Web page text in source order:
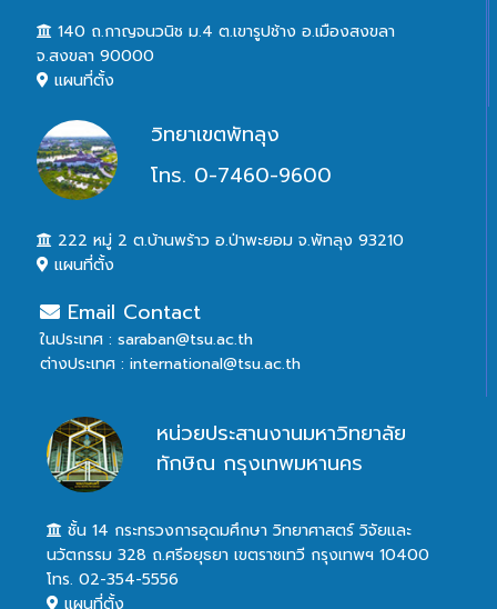
140 ถ.กาญจนวนิช ม.4 ต.เขารูปช้าง อ.เมืองสงขลา
จ.สงขลา 90000
แผนที่ตั้ง
วิทยาเขตพัทลุง
โทร. 0-7460-9600
222 หมู่ 2 ต.บ้านพร้าว อ.ป่าพะยอม จ.พัทลุง 93210
แผนที่ตั้ง
Email Contact
ในประเทศ : saraban@tsu.ac.th
ต่างประเทศ : international@tsu.ac.th
หน่วยประสานงานมหาวิทยาลัย
ทักษิณ กรุงเทพมหานคร
ชั้น 14 กระทรวงการอุดมศึกษา วิทยาศาสตร์ วิจัยและ
นวัตกรรม 328 ถ.ศรีอยุธยา เขตราชเทวี กรุงเทพฯ 10400
โทร. 02-354-5556
แผนที่ตั้ง